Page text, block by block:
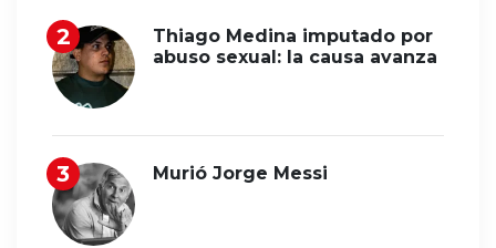
Thiago Medina imputado por
abuso sexual: la causa avanza
Murió Jorge Messi